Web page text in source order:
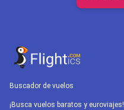
Buscador de vuelos
¡Busca vuelos baratos y euroviajes!